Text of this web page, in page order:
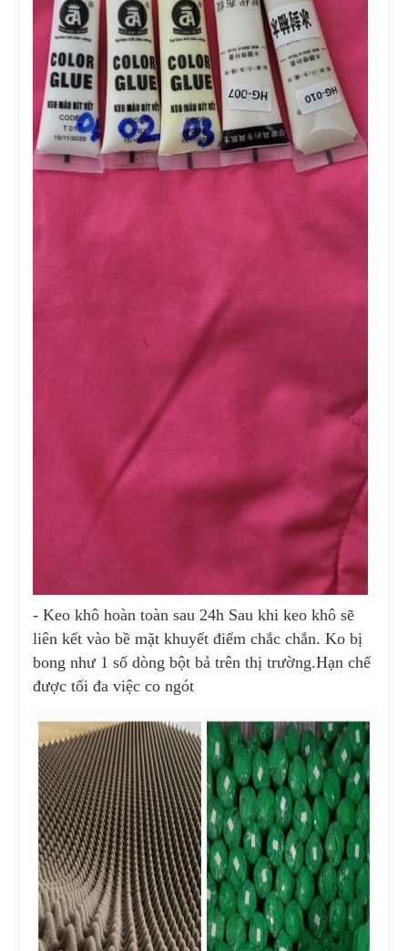
- Keo khô hoàn toàn sau 24h Sau khi keo khô sẽ
liên kết vào bề mặt khuyết điểm chắc chắn. Ko bị
bong như 1 số dòng bột bả trên thị trường.Hạn chế
được tối đa việc co ngót